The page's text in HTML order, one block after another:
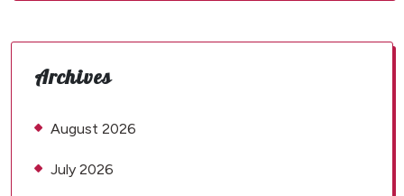
Archives
August 2026
July 2026